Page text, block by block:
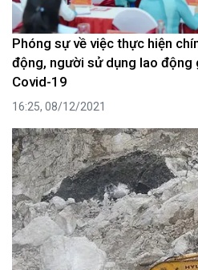
Phóng sự về việc thực hiện
động, người sử dụng lao động
Covid-19
16:25, 08/12/2021